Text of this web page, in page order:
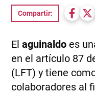
Compartir:
Elaguinaldo es
en el artículo 87
(LFT) y tiene
colaboradores al